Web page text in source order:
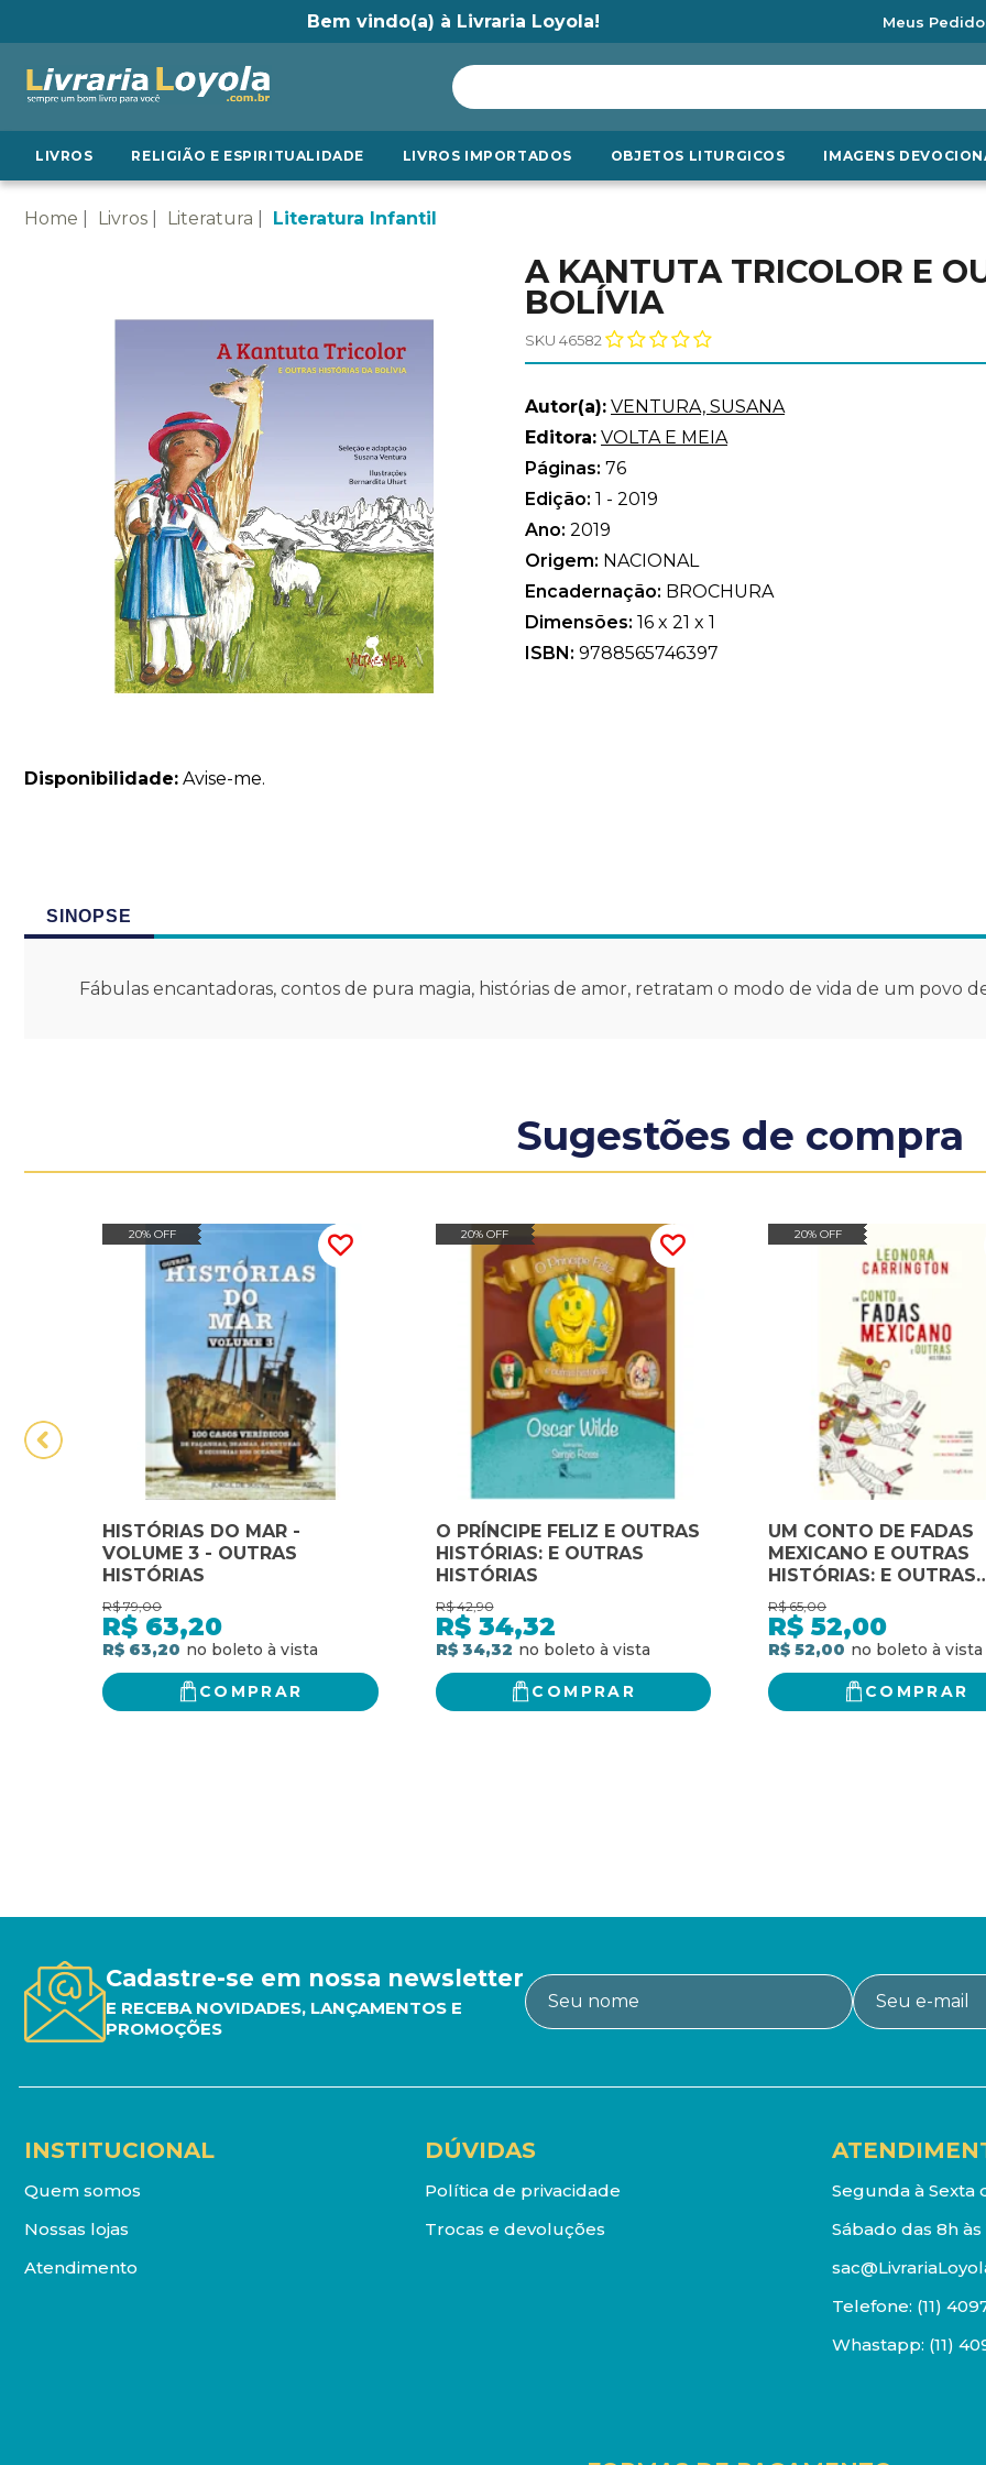
Bem vindo(a) à Livraria Loyola! Meus
LIVROS RELIGIÃO E ESPIRITUALIDADE LIVROS IMPORTADOS OBJETOS LITURGICOS IMAGENS
Home Livros Literatura Literatura Infantil
Disponibilidade: Avise-me.
A KANTUTA TRICOLOR E
BOLÍVIA
SKU 46582
Autor(a): VENTURA, SUSANA
Editora: VOLTA E MEIA
Páginas: 76
Edição: 1 - 2019
Ano: 2019
Origem: NACIONAL
Encadernação: BROCHURA
Dimensões: 16 x 21 x 1
ISBN: 9788565746397
SINOPSE
Fábulas encantadoras, contos de pura magia, histórias de amor, retratam o modo de vida de um povo
Sugestões de compra
20% OFF
HISTÓRIAS DO MAR -
VOLUME 3 - OUTRAS
HISTÓRIAS
R$ 79,00
R$ 63,20
R$ 63,20
COMPRAR
20% OFF
O PRÍNCIPE FELIZ E OUTRAS
HISTÓRIAS: E OUTRAS
HISTÓRIAS
R$ 42,90
R$ 34,32
R$ 34,32
COMPRAR
20% OFF
UM CONTO DE FADAS
MEXICANO E OUTRAS
HISTÓRIAS: E OUTRAS
HISTÓRIAS
R$ 65,00
R$ 52,00
R$ 52,00
COMPRAR
Cadastre-se em nossa newsletter
E RECEBA NOVIDADES, LANÇAMENTOS E
PROMOÇÕES
INSTITUCIONAL
Quem somos
Nossas lojas
Atendimento
DÚVIDAS
Política de privacidade
Trocas e devoluções
Segunda à Sexta
Sábado das 8h às
Telefone: (11)
Whastapp: (11)